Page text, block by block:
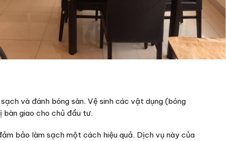
và đánh bóng sàn. Vệ sinh các vật dụng (bóng
giao cho chủ đầu tư.
bảo làm sạch một cách hiệu quả. Dịch vụ này của